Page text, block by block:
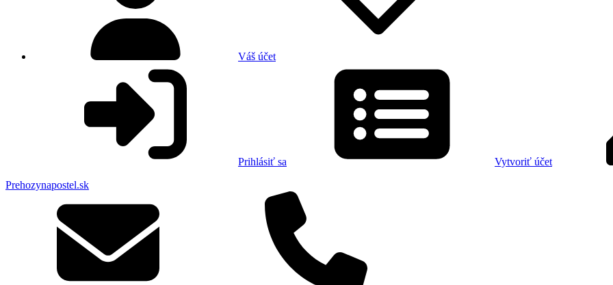
Váš účet
Prihlásiť sa Vytvoriť účet
Prehozynapostel.sk